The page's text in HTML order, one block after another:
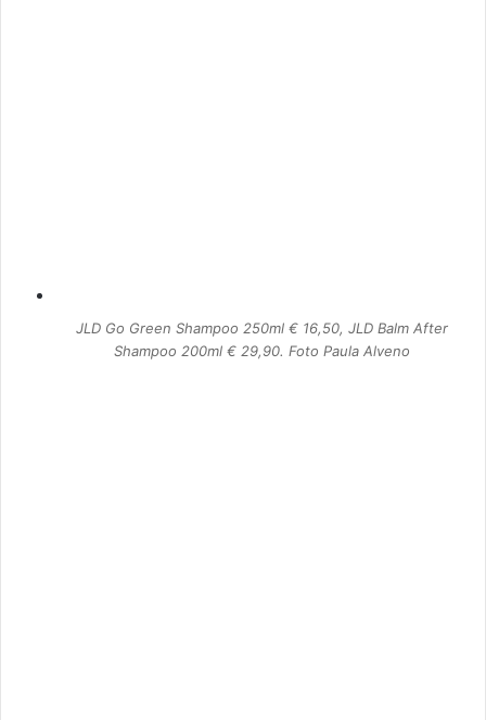
JLD Go Green Shampoo 250ml € 16,50, JLD Balm After
Shampoo 200ml € 29,90. Foto Paula Alveno